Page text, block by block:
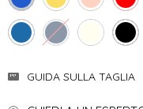
Attuale:GUIDA SULLA TAGLIA